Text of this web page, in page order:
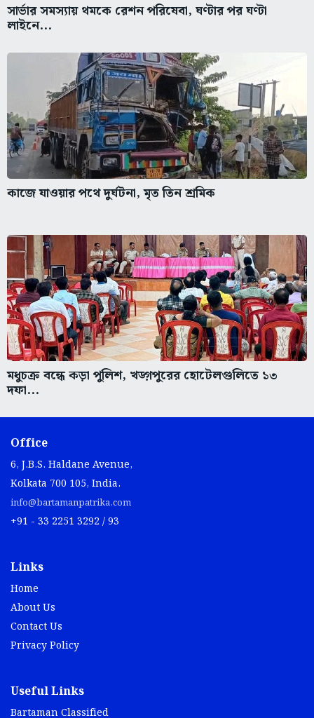
সার্ভার সমস্যায় থমকে রেশন পরিষেবা, ঘণ্টার পর ঘণ্টা
লাইনে...
কাজে যাওয়ার পথে দুর্ঘটনা, মৃত তিন শ্রমিক
মধুচক্র বন্ধে কড়া পুলিশ, খড়্গপুরের হোটেলগুলিতে ১৩
দফা...
Office
6, J.B.S. Haldane Avenue,
Kolkata 700 105, India.
info@bartamanpatrika.com
+91 - 33 2251 3292 / 93
Links
Home
About Us
Contact Us
Privacy Policy
Useful Links
Bartaman Classified